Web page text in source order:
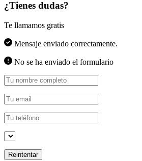
¿Tienes dudas?
Te llamamos gratis
Mensaje enviado correctamente.
No se ha enviado el formulario
Reintentar